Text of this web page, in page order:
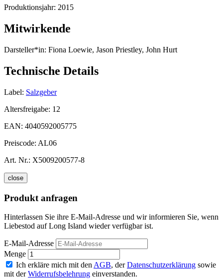
Produktionsjahr: 2015
Mitwirkende
Darsteller*in: Fiona Loewie, Jason Priestley, John Hurt
Technische Details
Label: Salzgeber
Altersfreigabe: 12
EAN: 4040592005775
Preiscode: AL06
Art. Nr.: X5009200577-8
close
Produkt anfragen
Hinterlassen Sie ihre E-Mail-Adresse und wir informieren Sie, wenn
Liebestod auf Long Island wieder verfügbar ist.
E-Mail-Adresse
Menge
Ich erkläre mich mit den AGB, derDatenschutzerklärung sowie
mit derWiderrufsbelehrung einverstanden.